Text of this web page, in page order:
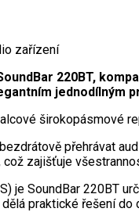
220BT,
širokopásmové
přehrávat
zajišťuje
je SoundBar 220BT
praktické řešení do